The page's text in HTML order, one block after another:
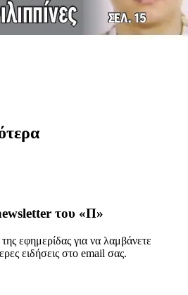
του «Π»
εφημερίδας για να λαμβάνετε
ειδήσεις στο email σας.